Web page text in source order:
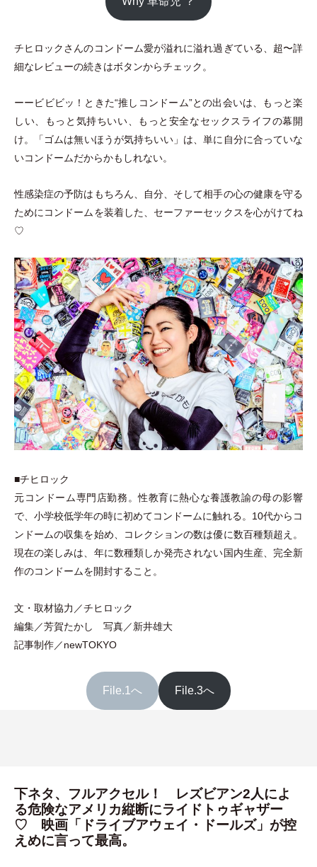
チヒロックさんのコンドーム愛が溢れに溢れ過ぎている、超〜詳
細なレビューの続きはボタンからチェック。
ーービビビッ！ときた“推しコンドーム”との出会いは、もっと楽
しい、もっと気持ちいい、もっと安全なセックスライフの幕開
け。
「 ゴムは無いほうが気持ちいい 」 は、単に自分に合っていな
いコンドームだからかもしれない。
性感染症の予防はもちろん、自分、そして相手の心の健康を守る
ためにコンドームを装着した、セーファーセックスを心がけてね
♡
■チヒロック
元コンドーム専門店勤務。性教育に熱心な養護教諭の母の影響
で、小学校低学年の時に初めてコンドームに触れる。10代からコ
ンドームの収集を始め、コレクションの数は優に数百種類超え。
現在の楽しみは、年に数種類しか発売されない国内生産、完全新
作のコンドームを開封すること。
文 ・ 取材協力／チヒロック
編集／芳賀たかし 写真／新井雄大
記事制作／newTOKYO
File.1へ File.3へ
下ネタ、フルアクセル！ レズビアン2人によ
る危険なアメリカ縦断にライドトゥギャザー
♡ 映画「ドライブアウェイ・ドールズ」が控
えめに言って最高。